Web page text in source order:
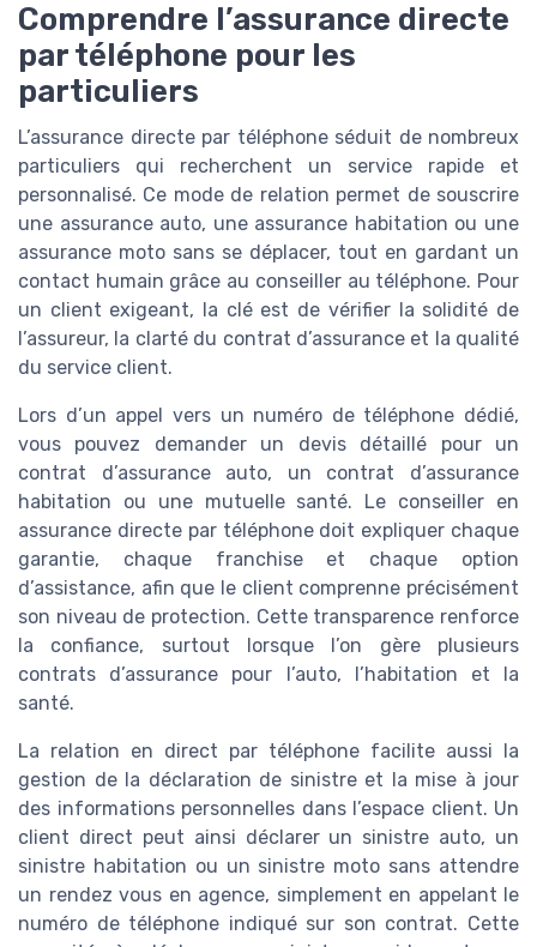
Comprendre l’assurance directe
par téléphone pour les
particuliers
L’assurance directe par téléphone séduit de nombreux
particuliers qui recherchent un service rapide et
personnalisé. Ce mode de relation permet de souscrire
une assurance auto, une assurance habitation ou une
assurance moto sans se déplacer, tout en gardant un
contact humain grâce au conseiller au téléphone. Pour
un client exigeant, la clé est de vérifier la solidité de
l’assureur, la clarté du contrat d’assurance et la qualité
du service client.
Lors d’un appel vers un numéro de téléphone dédié,
vous pouvez demander un devis détaillé pour un
contrat d’assurance auto, un contrat d’assurance
habitation ou une mutuelle santé. Le conseiller en
assurance directe par téléphone doit expliquer chaque
garantie, chaque franchise et chaque option
d’assistance, afin que le client comprenne précisément
son niveau de protection. Cette transparence renforce
la confiance, surtout lorsque l’on gère plusieurs
contrats d’assurance pour l’auto, l’habitation et la
santé.
La relation en direct par téléphone facilite aussi la
gestion de la déclaration de sinistre et la mise à jour
des informations personnelles dans l’espace client. Un
client direct peut ainsi déclarer un sinistre auto, un
sinistre habitation ou un sinistre moto sans attendre
un rendez vous en agence, simplement en appelant le
numéro de téléphone indiqué sur son contrat. Cette